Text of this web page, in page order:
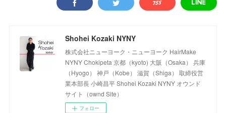
Shohei Kozaki NYNY
株式会社ニューヨーク・ニューヨーク HairMake
NYNY Chokipeta 京都（kyoto) 大阪（Osaka） 兵庫
（Hyogo） 神戸（Kobe） 滋賀（Shiga） 取締役営
業本部長 小崎昌平 Shohei Kozaki NYNY オウンド
サイト（ownd Site）
フォロー